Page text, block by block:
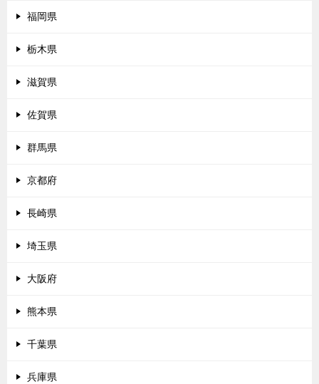
福岡県
栃木県
滋賀県
佐賀県
群馬県
京都府
長崎県
埼玉県
大阪府
熊本県
千葉県
兵庫県